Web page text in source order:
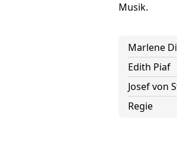
Musik.
Marlene
Edith Piaf
Josef von
Regie